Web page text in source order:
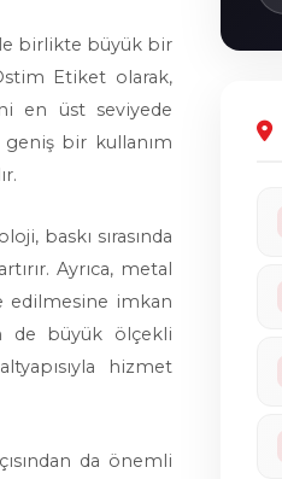
birlikte büyük bir
Etiket olarak,
en üst seviyede
geniş bir kullanım
baskı sırasında
Ayrıca, metal
edilmesine imkan
de büyük ölçekli
hizmet
da önemli